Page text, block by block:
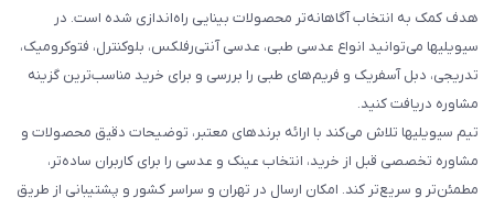
هدف کمک به انتخاب آگاهانه‌تر محصولات بینایی راه‌اندازی شده است. در
سیویلیها می‌توانید انواع عدسی طبی، عدسی آنتی‌رفلکس، بلوکنترل، فتوکرومیک،
تدریجی، دبل آسفریک و فریم‌های طبی را بررسی و برای خرید مناسب‌ترین گزینه
مشاوره دریافت کنید.
تیم سیویلیها تلاش می‌کند با ارائه برندهای معتبر، توضیحات دقیق محصولات و
مشاوره تخصصی قبل از خرید، انتخاب عینک و عدسی را برای کاربران ساده‌تر،
مطمئن‌تر و سریع‌تر کند. امکان ارسال در تهران و سراسر کشور و پشتیبانی از طریق